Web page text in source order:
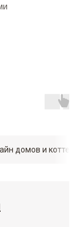
домов и